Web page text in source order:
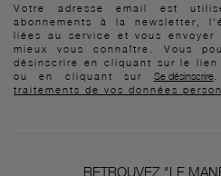
Votre adresse email est
abonnements à la newsletter,
liées au service et vous envoyer
mieux vous connaître. Vous
désinscrire en cliquant sur le
ou en cliquant sur Se désinscrire
traitements de vos données
RETROUVEZ "LE